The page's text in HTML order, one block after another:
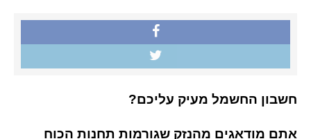
חשבון החשמל מעיק עליכם?
אתם מודאגים מהנזק שגורמות תחנות הכוח